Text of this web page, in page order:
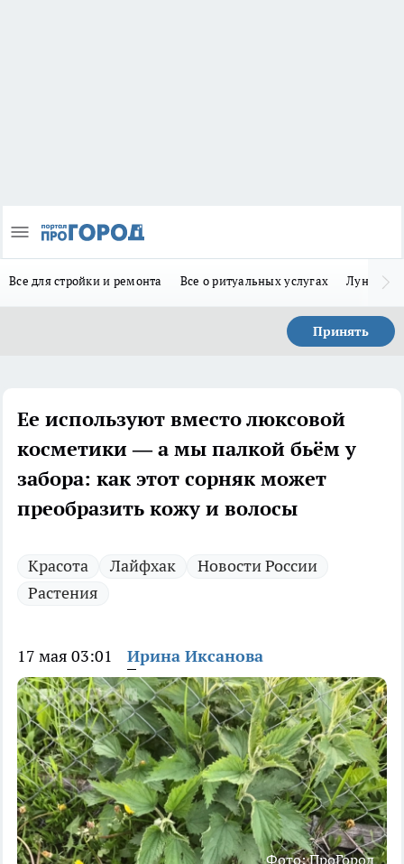
Все для стройки и ремонта Все о ритуальных услугах Лунно-
Принять
Ее используют вместо люксовой
косметики — а мы палкой бьём у
забора: как этот сорняк может
преобразить кожу и волосы
Красота Лайфхак
Новости России
Растения
17 мая 03:01 Ирина Иксанова
Фото: ПроГород